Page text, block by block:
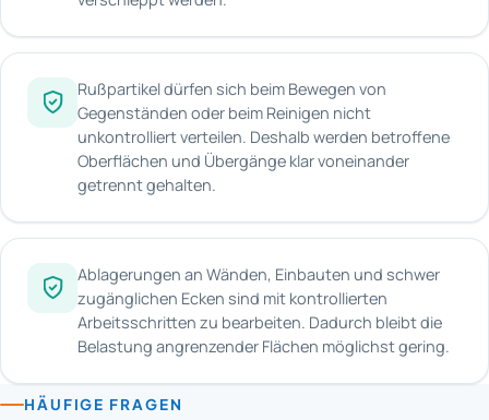
Rußpartikel dürfen sich beim Bewegen von
Gegenständen oder beim Reinigen nicht
unkontrolliert verteilen. Deshalb werden betroffene
Oberflächen und Übergänge klar voneinander
getrennt gehalten.
Ablagerungen an Wänden, Einbauten und schwer
zugänglichen Ecken sind mit kontrollierten
Arbeitsschritten zu bearbeiten. Dadurch bleibt die
Belastung angrenzender Flächen möglichst gering.
HÄUFIGE FRAGEN